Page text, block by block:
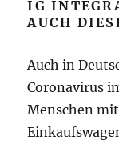
IG
AUCH
Auch in
Coronavirus
Menschen